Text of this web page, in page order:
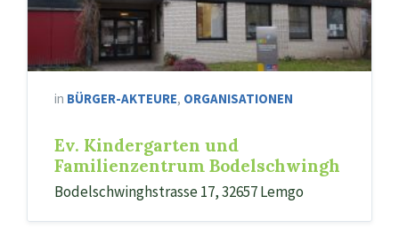
in BÜRGER-AKTEURE, ORGANISATIONEN
Ev. Kindergarten und
Familienzentrum Bodelschwingh
Bodelschwinghstrasse 17, 32657 Lemgo